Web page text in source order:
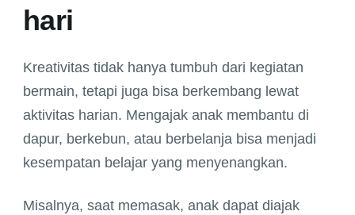
hari
Kreativitas tidak hanya tumbuh dari kegiatan
bermain, tetapi juga bisa berkembang lewat
aktivitas harian. Mengajak anak membantu di
dapur, berkebun, atau berbelanja bisa menjadi
kesempatan belajar yang menyenangkan.
Misalnya, saat memasak, anak dapat diajak